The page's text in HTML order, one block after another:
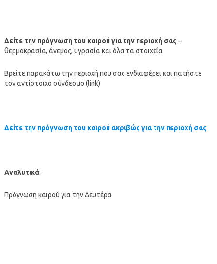
Δείτε την πρόγνωση του καιρού για την περιοχή σας –
θερμοκρασία, άνεμος, υγρασία και όλα τα στοιχεία
Βρείτε παρακάτω την περιοχή που σας ενδιαφέρει και πατήστε
τον αντίστοιχο σύνδεσμο (link)
Δείτε την πρόγνωση του καιρού ακριβώς για την περιοχή σας
Αναλυτικά:
Πρόγνωση καιρού για την Δευτέρα